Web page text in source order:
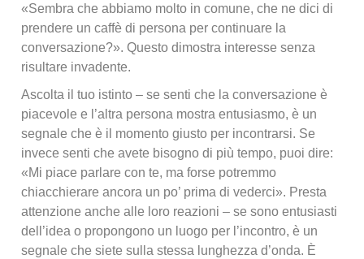
«Sembra che abbiamo molto in comune, che ne dici di
prendere un caffè di persona per continuare la
conversazione?». Questo dimostra interesse senza
risultare invadente.
Ascolta il tuo istinto – se senti che la conversazione è
piacevole e l’altra persona mostra entusiasmo, è un
segnale che è il momento giusto per incontrarsi. Se
invece senti che avete bisogno di più tempo, puoi dire:
«Mi piace parlare con te, ma forse potremmo
chiacchierare ancora un po’ prima di vederci». Presta
attenzione anche alle loro reazioni – se sono entusiasti
dell’idea o propongono un luogo per l’incontro, è un
segnale che siete sulla stessa lunghezza d’onda. È